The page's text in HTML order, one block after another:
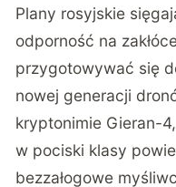
Plany rosyjskie
odporność na
przygotowywać się
nowej generacji
kryptonimie Gieran-
w pociski klasy
bezzałogowe